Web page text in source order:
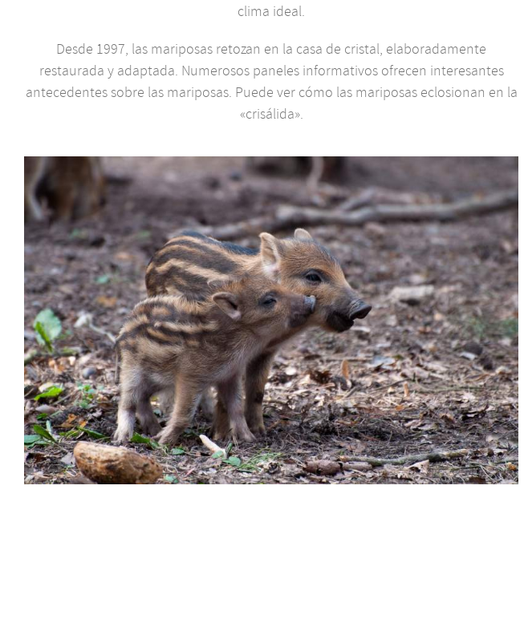
clima ideal.
Desde 1997, las mariposas retozan en la casa de cristal, elaboradamente
restaurada y adaptada. Numerosos paneles informativos ofrecen interesantes
antecedentes sobre las mariposas. Puede ver cómo las mariposas eclosionan en la
«crisálida».